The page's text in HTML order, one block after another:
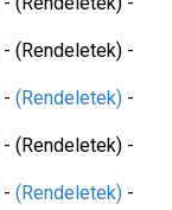
- (Rendeletek) -
- (Rendeletek) -
- (Rendeletek) -
- (Rendeletek) -